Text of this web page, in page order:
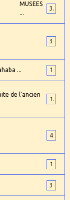
MUSEES
...
3
3
... 1
de l'ancien
4
1
3